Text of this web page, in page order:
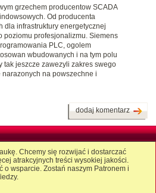
grzechem producentow SCADA
Od producenta
dla infrastruktury energetycznej
poziomu profesjonalizmu. Siemens
PLC, ogolem
wbudowanych i na tym polu
tak jeszcze zawezyli zakres swego
na powszechne i
dodaj komentarz
Chcemy się rozwijać i dostarczać
atrakcyjnych treści wysokiej jakości.
o wsparcie. Zostań naszym Patronem i